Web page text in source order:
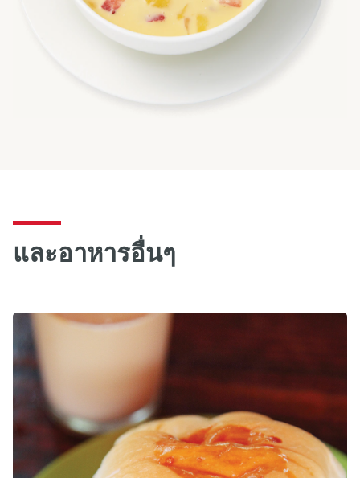
และอาหารอื่นๆ